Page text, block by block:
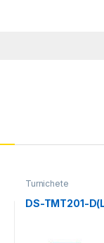
Turnichete
DS-TMT201-